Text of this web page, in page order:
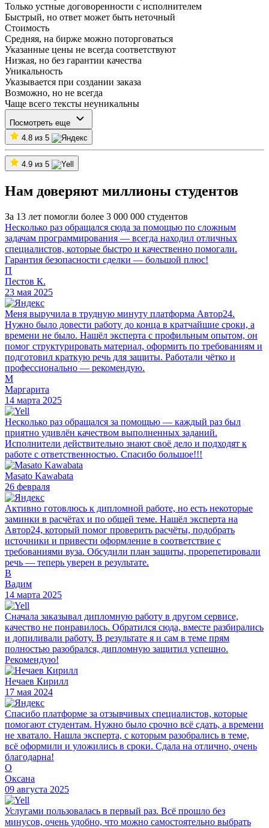
Только устные договоренности с исполнителем
Быстрый, но ответ может быть неточный
Стоимость
Средняя, на бирже можно поторговаться
Указанные цены не всегда соответствуют
Низкая, но без гарантии качества
Уникальность
Указывается при создании заказа
Возможно, но не всегда
Чаще всего тексты неуникальны
Посмотреть еще
4.8 из 5
4.9 из 5
Нам доверяют миллионы студентов
За 13 лет помогли более 3 000 000 студентов
Несколько раз обращался сюда за помощью по сложным
задачам программирования — всегда находил отличных
специалистов, которые быстро и качественно помогали.
Гарантия безопасности сделки — большой плюс!
П
Пестов К.
23 мая 2025
Меня выручила в трудную минуту платформа Автор24.
Нужно было довести работу до конца в кратчайшие сроки, а
времени не было. Нашёл эксперта с профильным опытом, он
помог структурировать материал, оформить по требованиям и
подготовил краткую речь для защиты. Работали чётко и
профессионально — рекомендую.
М
Маргарита
14 марта 2025
Несколько раз обращался за помощью — каждый раз был
приятно удивлён качеством выполненных заданий.
Исполнители действительно знают своё дело и подходят к
работе с ответственностью. Спасибо большое!!!
Masato Kawabata
26 февраля
Активно готовлюсь к дипломной работе, но есть некоторые
заминки в расчётах и по общей теме. Нашёл эксперта на
Автор24, который помог проверить расчёты, подобрать
источники и привести оформление в соответствие с
требованиями вуза. Обсудили план защиты, прорепетировали
речь — теперь уверен в результате.
В
Вадим
14 марта 2025
Сначала заказывал дипломную работу в другом сервисе,
качество не понравилось. Обратился сюда, вместе разбирались
и допиливали работу. В результате я и сам в теме прям
полностью разобрался, дипломную защитил успешно.
Рекомендую!
Нечаев Кирилл
17 мая 2024
Спасибо платформе за отзывчивых специалистов, которые
помогают студентам. Нужно было срочно всё сдать, а времени
не хватало. Нашла эксперта, с которым разобрались в теме,
всё оформили и уложились в сроки. Сдала на отлично, очень
благодарна!
О
Оксана
09 августа 2025
Услугами пользовалась в первый раз. Всё прошло без
минусов, очень удобно, что можно самостоятельно выбрать